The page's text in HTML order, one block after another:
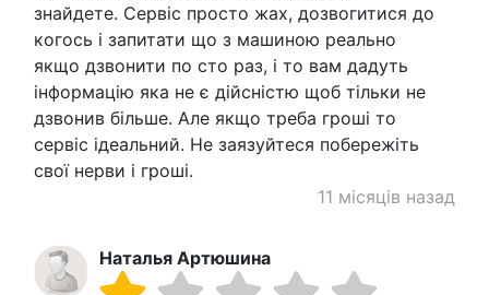
знайдете. Сервіс просто жах, дозвогитися до
когось і запитати що з машиною реально
якщо дзвонити по сто раз, і то вам дадуть
інформацію яка не є дійсністю щоб тільки не
дзвонив більше. Але якщо треба гроші то
сервіс ідеальний. Не заязуйтеся побережіть
свої нерви і гроші.
11 місяців назад
Наталья Артюшина